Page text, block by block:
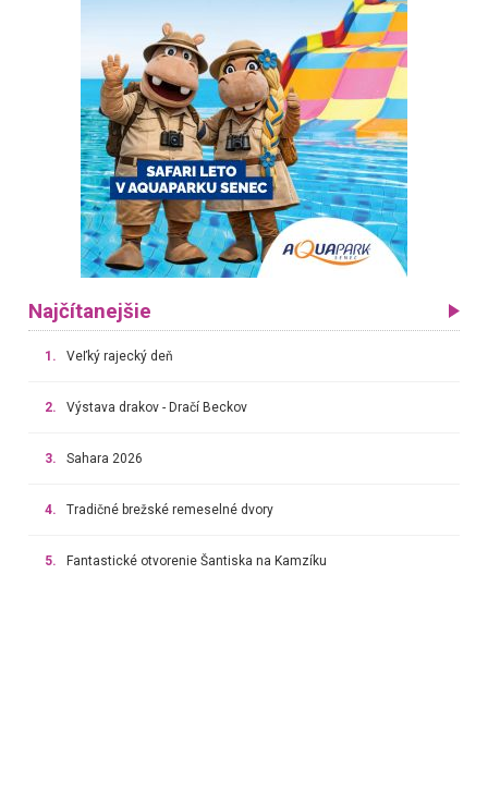
Najčítanejšie
1. Veľký rajecký deň
2. Výstava drakov - Dračí Beckov
3. Sahara 2026
4. Tradičné brežské remeselné dvory
5. Fantastické otvorenie Šantiska na Kamzíku